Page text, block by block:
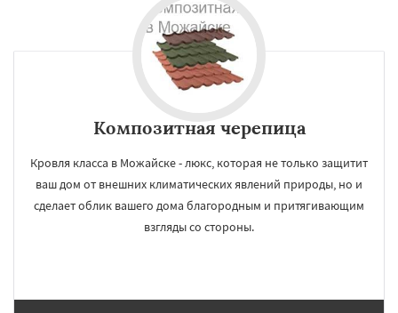
Композитная черепица
Кровля класса в Можайске - люкс, которая не только защитит
ваш дом от внешних климатических явлений природы, но и
сделает облик вашего дома благородным и притягивающим
взгляды со стороны.